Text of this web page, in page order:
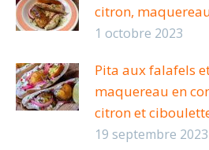
citron,
1 octobre 2023
Pita aux falafels
maquereau en
citron et
19 septembre 2023